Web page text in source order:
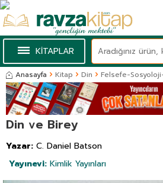
KİTAPLAR
Anasayfa Kitap Din Felsefe-
Din ve Birey
Yazar: C. Daniel Batson
Yayınevi: Kimlik Yayınları